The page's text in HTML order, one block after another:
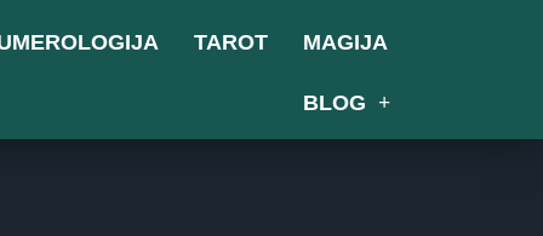
TAROT MAGIJA
BLOG